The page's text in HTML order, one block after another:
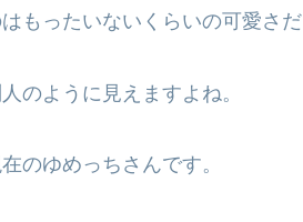
もったいないくらいの可愛さだ
のように見えますよね。
のゆめっちさんです。